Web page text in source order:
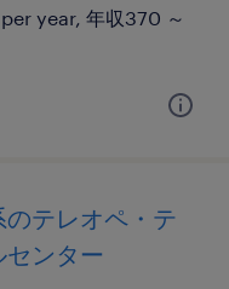
year, 年収370 ～
テレオペ・テ
ンター